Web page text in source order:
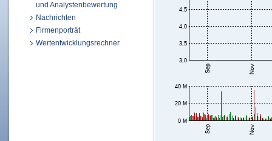
und Analystenbewertung
Nachrichten
Firmenporträt
Wertentwicklungsrechner